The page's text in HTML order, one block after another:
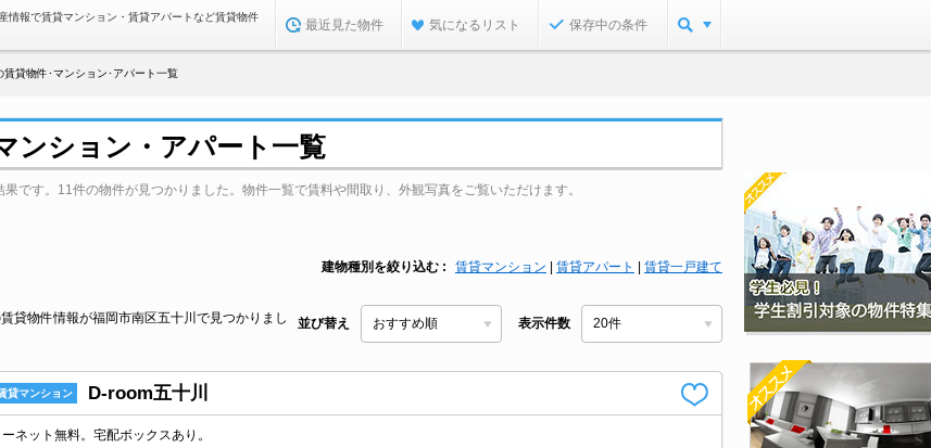
情報で賃貸マンション・賃貸アパートなど賃貸物件
最近見た物件 気になるリスト 保存中の条件
賃貸物件･マンション･アパート一覧
ンション・アパート一覧
です。11件の物件が見つかりました。物件一覧で賃料や間取り、外観写真をご覧いただけます。
建物種別を絞り込む 賃貸マンション 賃貸アパート 賃貸一戸建て
貸物件情報が福岡市南区五十川で見つかりまし
並び替え 表示件数
貸マンション D-room五十川
ネット無料。宅配ボックスあり。